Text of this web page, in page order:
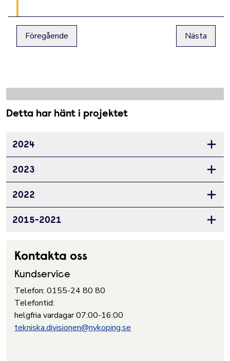
Föregående Nästa
Detta har hänt i projektet
2024
2023
2022
2015-2021
Kontakta oss
Kundservice
Telefon: 0155-24 80 80
Telefontid:
helgfria vardagar 07:00-16:00
tekniska.divisionen@nykoping.se